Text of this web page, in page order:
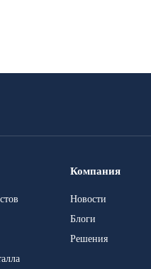
Компания
Новости
Блоги
Решения